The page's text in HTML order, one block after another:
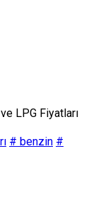
LPG Fiyatları
# benzin #